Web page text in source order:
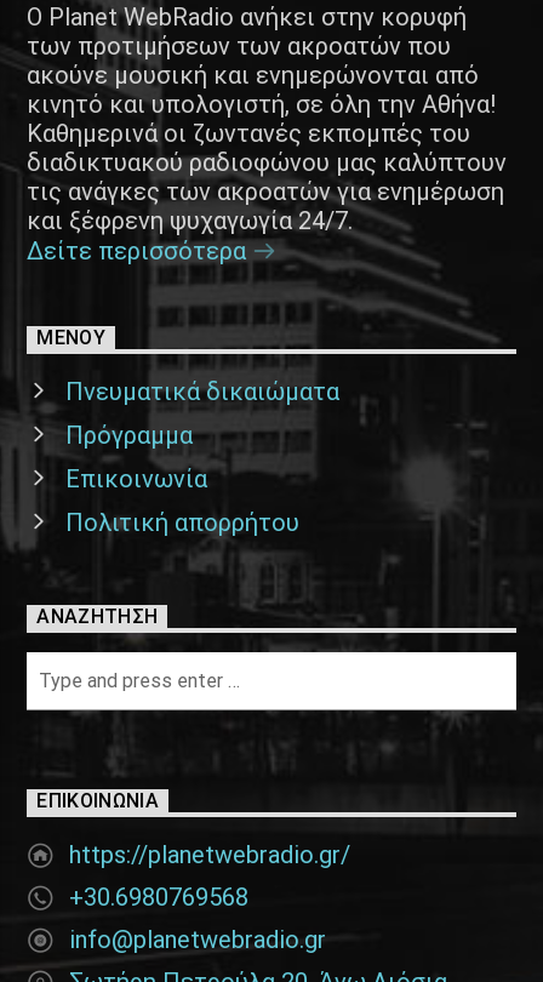
Ο Planet WebRadio ανήκει στην κορυφή
των προτιμήσεων των ακροατών που
ακούνε μουσική και ενημερώνονται από
κινητό και υπολογιστή, σε όλη την Αθήνα!
Καθημερινά οι ζωντανές εκπομπές του
διαδικτυακού ραδιοφώνου μας καλύπτουν
τις ανάγκες των ακροατών για ενημέρωση
και ξέφρενη ψυχαγωγία 24/7.
Δείτε περισσότερα
ΜΕΝΟΥ
Πνευματικά δικαιώματα
Πρόγραμμα
Επικοινωνία
Πολιτική απορρήτου
ΑΝΑΖΉΤΗΣΗ
ΕΠΙΚΟΙΝΩΝΊΑ
https://planetwebradio.gr/
+30.6980769568
info@planetwebradio.gr